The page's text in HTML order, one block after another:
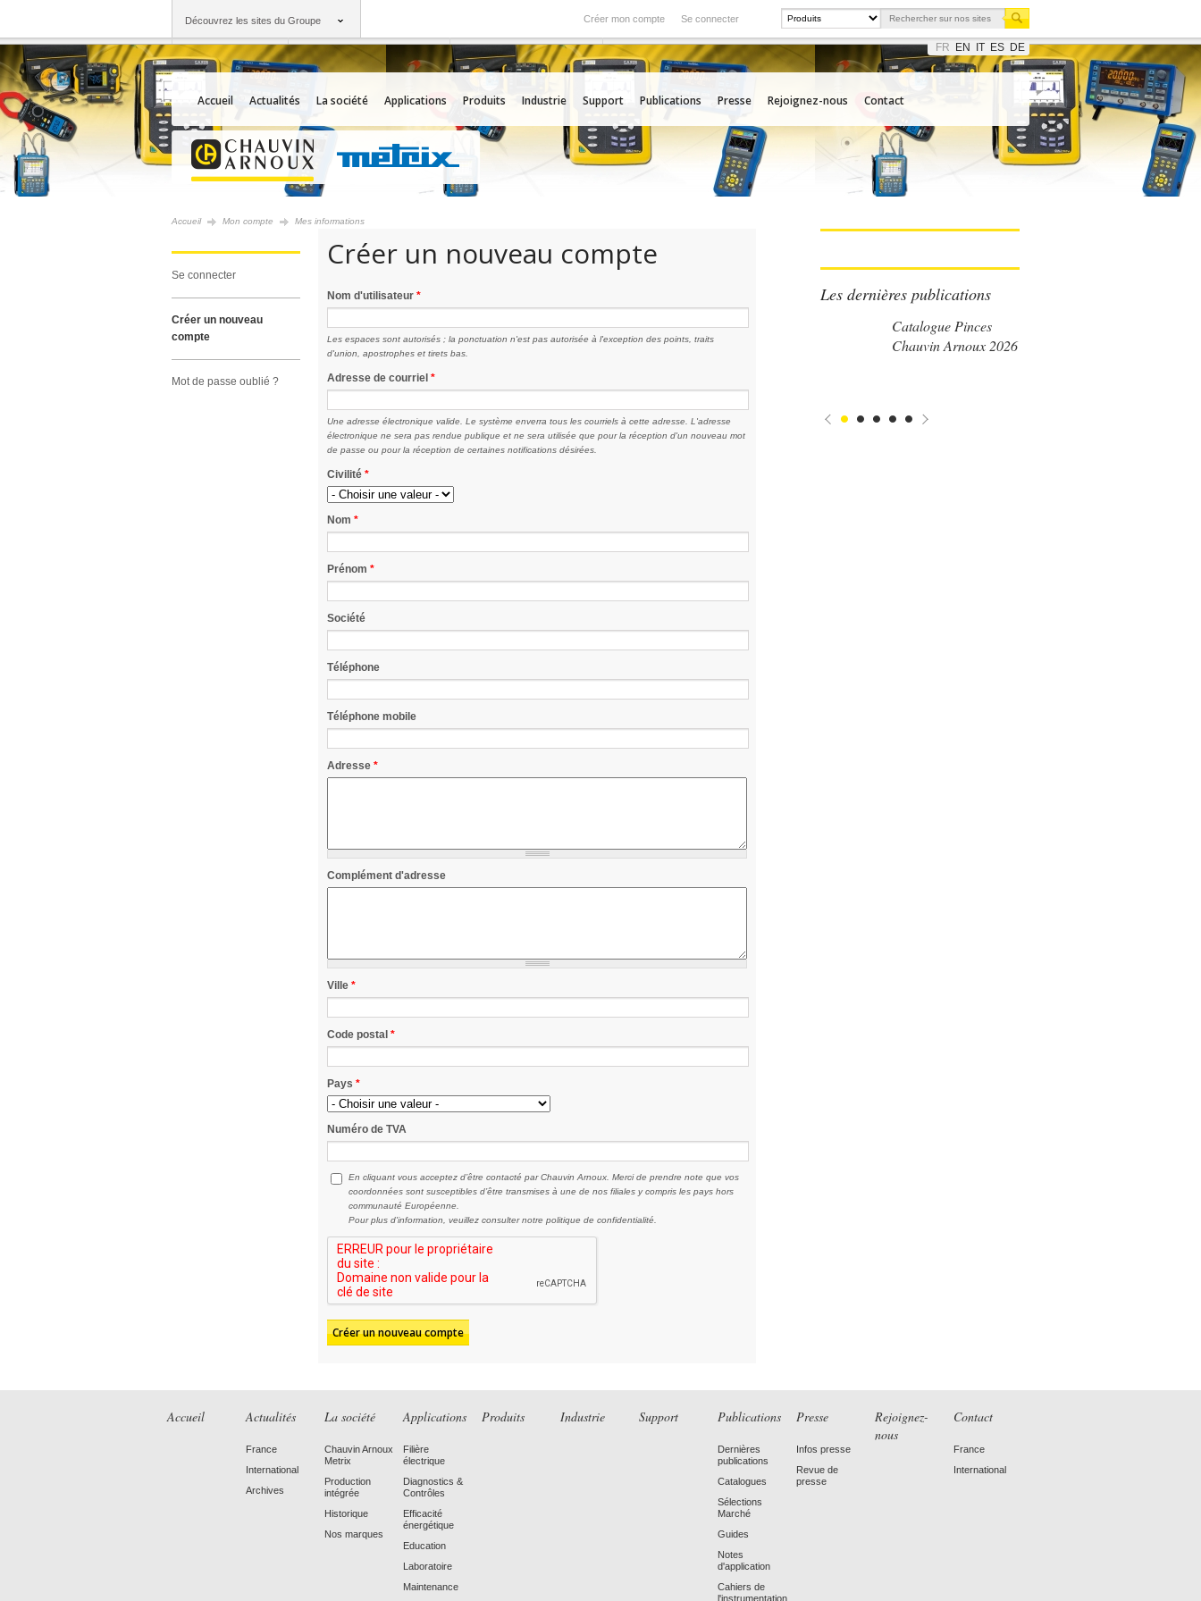
Découvrez les sites du Groupe Se connecter
Créer mon compte
Groupe
Chauvin Arnoux
Sociétés
Une offre à votre service
International
Nos filiales à l'étranger
FR EN IT ES DE
Accueil Actualités La société Applications Produits Industrie Support Publications Presse Rejoignez-nous Contact
Accueil Mon compte Mes informations
se connecter
créer un nouveau
compte
mot de passe oublié ?
Créer un nouveau compte
Nom d'utilisateur *
Les espaces sont autorisés ; la ponctuation n'est pas autorisée à l'exception des points, traits
d'union, apostrophes et tirets bas.
Adresse de courriel *
Une adresse électronique valide. Le système enverra tous les courriels à cette adresse. L'adresse
électronique ne sera pas rendue publique et ne sera utilisée que pour la réception d'un nouveau mot
de passe ou pour la réception de certaines notifications désirées.
Civilité *
Nom *
Prénom *
Société
Téléphone
Téléphone mobile
Adresse *
Complément d'adresse
Ville *
Code postal *
Pays *
Numéro de TVA
En cliquant vous acceptez d’être contacté par Chauvin Arnoux. Merci de prendre note que vos
coordonnées sont susceptibles d’être transmises à une de nos filiales y compris les pays hors
communauté Européenne.
Pour plus d'information, veuillez consulter notre politique de confidentialité.
Les dernières publications
Catalogue Pinces
Chauvin Arnoux 2026
Accueil Actualités
France
International
Archives
La société
Chauvin Arnoux
Metrix
Production
intégrée
Historique
Nos marques
Applications
Filière
électrique
Diagnostics &
Contrôles
Efficacité
énergétique
Education
Laboratoire
Maintenance
Produits Industrie Support Publications
Dernières
publications
Catalogues
Sélections
Marché
Guides
Notes
d'application
Cahiers de
l'instrumentation
Presse
Infos presse
Revue de
presse
Rejoignez-
nous
Contact
France
International